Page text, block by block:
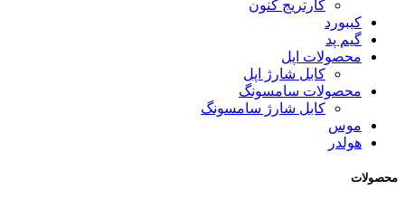
کارتریج کنون
کیبورد
گیم پد
محصولات اپل
کابل شارژ اپل
محصولات سامسونگ
کابل شارژ سامسونگ
موس
هولدر
محصولات